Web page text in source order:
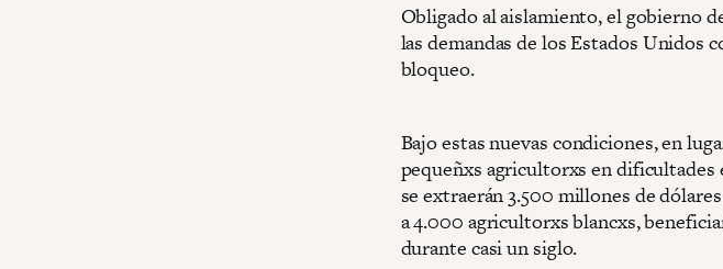
Obligado al aislamiento, el gobierno
las demandas de los Estados Unidos
bloqueo.
Bajo estas nuevas condiciones, en
pequeñxs agricultorxs en dificultades
se extraerán 3.500 millones de
a 4.000 agricultorxs blancxs,
durante casi un siglo.